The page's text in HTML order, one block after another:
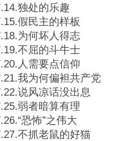
独处的乐趣
假民主的样板
为何坏人得志
不屈的斗牛士
人需要点信仰
我为何偏袒共产党
说风凉话没出息
弱者暗算有理
恐怖”之伟大
不抓老鼠的好猫